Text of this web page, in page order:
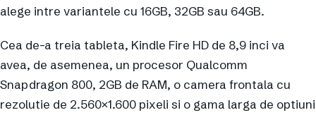
alege intre variantele cu 16GB, 32GB sau 64GB.
Cea de-a treia tableta, Kindle Fire HD de 8,9 inci va
avea, de asemenea, un procesor Qualcomm
Snapdragon 800, 2GB de RAM, o camera frontala cu
rezolutie de 2.560×1.600 pixeli si o gama larga de optiuni